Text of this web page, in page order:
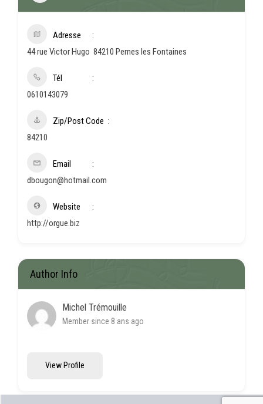
Adresse
44 rue Victor Hugo 84210 Pernes les Fontaines
Tél
0610143079
Zip/Post Code
84210
Email
dbougon@hotmail.com
Website
http://orgue.biz
Author Info
Michel Trémouille
Member since 8 ans ago
View Profile